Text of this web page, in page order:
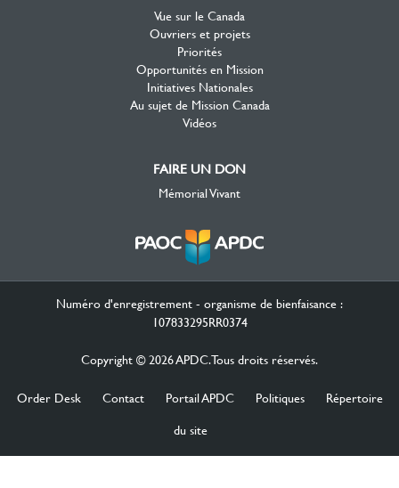
Vue sur le Canada
Ouvriers et projets
Priorités
Opportunités en Mission
Initiatives Nationales
Au sujet de Mission Canada
Vidéos
FAIRE UN DON
Mémorial Vivant
Numéro d'enregistrement - organisme de bienfaisance :
107833295RR0374
Copyright © 2026 APDC. Tous droits réservés.
Order Desk Contact Portail APDC Politiques
Répertoire
du site